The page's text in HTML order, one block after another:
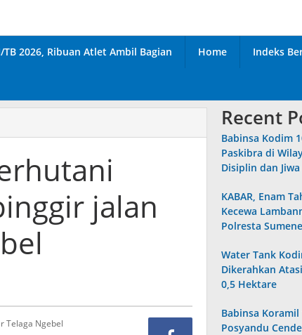
2026, Ribuan Atlet Ambil Bagian Home Indeks
jalan
Telaga Ngebel
Recent
Babinsa Kodim
Paskibra di
Disiplin dan
KABAR, Enam
Kecewa
Polresta
Water Tank
Dikerahkan
0,5 Hektare
Babinsa
Posyandu